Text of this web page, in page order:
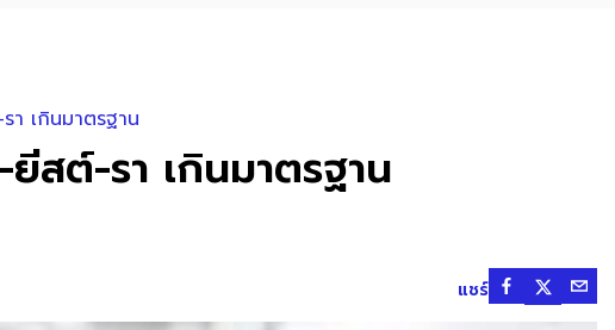
า เกินมาตรฐาน
สต์-รา เกินมาตรฐาน
แชร์